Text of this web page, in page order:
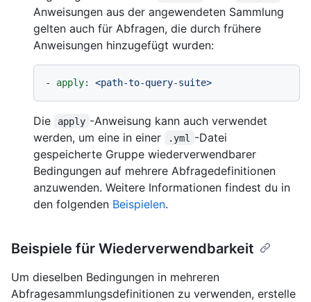
Anweisungen aus der angewendeten Sammlung
gelten auch für Abfragen, die durch frühere
Anweisungen hinzugefügt wurden:
- apply: <path-to-query-suite>
Die apply -Anweisung kann auch verwendet
werden, um eine in einer
.yml
-Datei
gespeicherte Gruppe wiederverwendbarer
Bedingungen auf mehrere Abfragedefinitionen
anzuwenden. Weitere Informationen findest du in
den folgenden Beispielen.
Beispiele für Wiederverwendbarkeit
Um dieselben Bedingungen in mehreren
Abfragesammlungsdefinitionen zu verwenden, erstelle